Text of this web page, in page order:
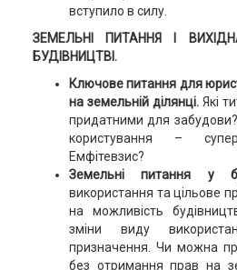
вступило в силу.
ЗЕМЕЛЬНІ ПИТАННЯ І
БУДІВНИЦТВІ.
Ключове питання для
на земельній ділянці.Які
придатними для
користування –
Емфітевзис?
Земельні питання у
використання та цільове
на можливість
зміни виду
призначення. Чи можна
без отримання прав на